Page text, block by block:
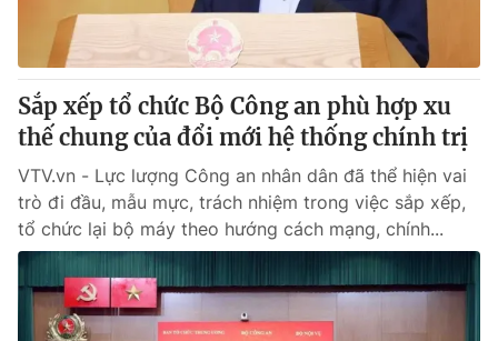
Sắp xếp tổ chức Bộ Công an phù hợp xu
thế chung của đổi mới hệ thống chính trị
VTV.vn - Lực lượng Công an nhân dân đã thể hiện vai
trò đi đầu, mẫu mực, trách nhiệm trong việc sắp xếp,
tổ chức lại bộ máy theo hướng cách mạng, chính...